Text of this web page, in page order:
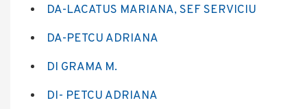
DA-LACATUS MARIANA, SEF SERVICIU
DA-PETCU ADRIANA
DI GRAMA M.
DI- PETCU ADRIANA